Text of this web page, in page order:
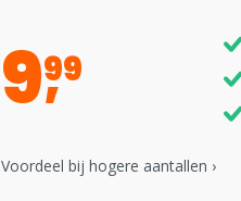
999
Voordeel bij hogere aantallen ›